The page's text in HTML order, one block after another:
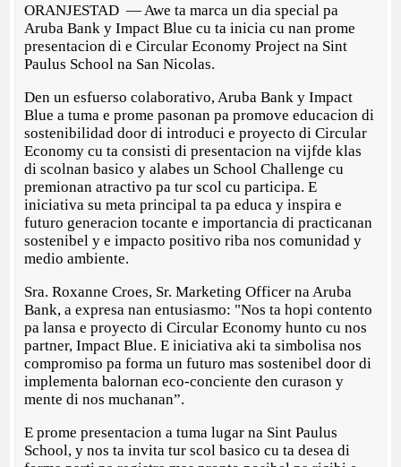
ORANJESTAD — Awe ta marca un dia special pa
Aruba Bank y Impact Blue cu ta inicia cu nan prome
presentacion di e Circular Economy Project na Sint
Paulus School na San Nicolas.
Den un esfuerso colaborativo, Aruba Bank y Impact
Blue a tuma e prome pasonan pa promove educacion di
sostenibilidad door di introduci e proyecto di Circular
Economy cu ta consisti di presentacion na vijfde klas
di scolnan basico y alabes un School Challenge cu
premionan atractivo pa tur scol cu participa. E
iniciativa su meta principal ta pa educa y inspira e
futuro generacion tocante e importancia di practicanan
sostenibel y e impacto positivo riba nos comunidad y
medio ambiente.
Sra. Roxanne Croes, Sr. Marketing Officer na Aruba
Bank, a expresa nan entusiasmo: "Nos ta hopi contento
pa lansa e proyecto di Circular Economy hunto cu nos
partner, Impact Blue. E iniciativa aki ta simbolisa nos
compromiso pa forma un futuro mas sostenibel door di
implementa balornan eco-conciente den curason y
mente di nos muchanan”.
E prome presentacion a tuma lugar na Sint Paulus
School, y nos ta invita tur scol basico cu ta desea di